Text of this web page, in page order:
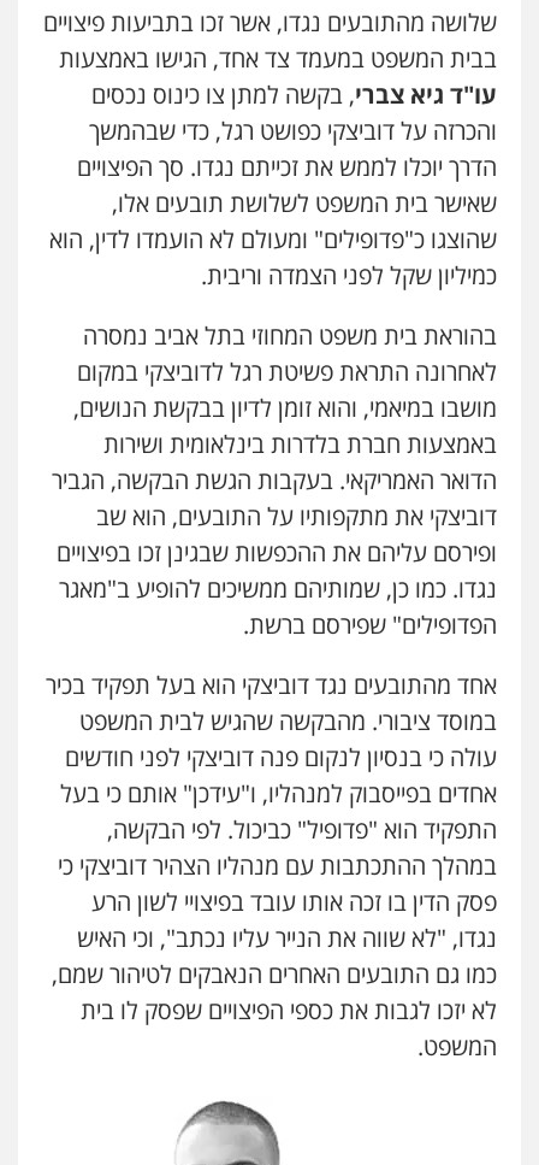
שלושה מהתובעים נגדו, אשר זכו בתביעות פיצויים
בבית המשפט במעמד צד אחד, הגישו באמצעות
עו"ד גיא צברי, בקשה למתן צו כינוס נכסים
והכרזה על דוביצקי כפושט רגל, כדי שבהמשך
הדרך יוכלו לממש את זכייתם נגדו. סך הפיצויים
שאישר בית המשפט לשלושת תובעים אלו,
שהוצגו כ"פדופילים" ומעולם לא הועמדו לדין, הוא
כמיליון שקל לפני הצמדה וריבית.
בהוראת בית משפט המחוזי בתל אביב נמסרה
לאחרונה התראת פשיטת רגל לדוביצקי במקום
מושבו במיאמי, והוא זומן לדיון בבקשת הנושים,
באמצעות חברת בלדרות בינלאומית ושירות
הדואר האמריקאי. בעקבות הגשת הבקשה, הגביר
דוביצקי את מתקפותיו על התובעים, הוא שב
ופירסם עליהם את ההכפשות שבגינן זכו בפיצויים
נגדו. כמו כן, שמותיהם ממשיכים להופיע ב"מאגר
הפדופילים" שפירסם ברשת.
אחד מהתובעים נגד דוביצקי הוא בעל תפקיד בכיר
במוסד ציבורי. מהבקשה שהגיש לבית המשפט
עולה כי בנסיון לנקום פנה דוביצקי לפני חודשים
אחדים בפייסבוק למנהליו, ו"עידכן" אותם כי בעל
התפקיד הוא "פדופיל" כביכול. לפי הבקשה,
במהלך ההתכתבות עם מנהליו הצהיר דוביצקי כי
פסק הדין בו זכה אותו עובד בפיצויי לשון הרע
נגדו, "לא שווה את הנייר עליו נכתב", וכי האיש
כמו גם התובעים האחרים הנאבקים לטיהור שמם,
לא יזכו לגבות את כספי הפיצויים שפסק לו בית
המשפט.